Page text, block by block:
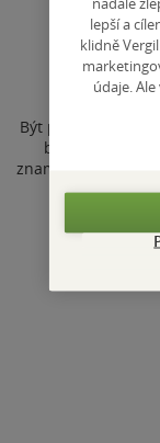
Být pravou
by být.
znamená slabá.
dostanu
lepší a
klidně
údaje.